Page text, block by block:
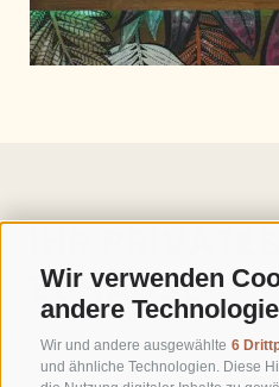
Wir verwenden
andere
Wir und andere ausgewählte 6
und ähnliche Technologien. Diese
ZUHAUSE